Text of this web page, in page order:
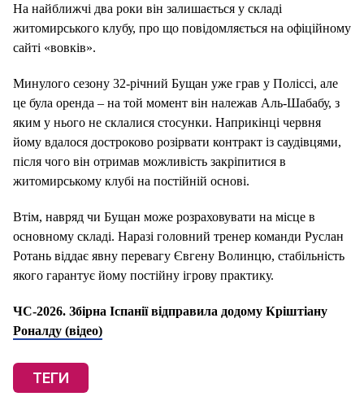
На найближчі два роки він залишається у складі
житомирського клубу, про що повідомляється на офіційному
сайті «вовків».
Минулого сезону 32-річний Бущан уже грав у Поліссі, але
це була оренда – на той момент він належав Аль-Шабабу, з
яким у нього не склалися стосунки. Наприкінці червня
йому вдалося достроково розірвати контракт із саудівцями,
після чого він отримав можливість закріпитися в
житомирському клубі на постійній основі.
Втім, навряд чи Бущан може розраховувати на місце в
основному складі. Наразі головний тренер команди Руслан
Ротань віддає явну перевагу Євгену Волинцю, стабільність
якого гарантує йому постійну ігрову практику.
ЧС-2026. Збірна Іспанії відправила додому Кріштіану
Роналду (відео)
ТЕГИ